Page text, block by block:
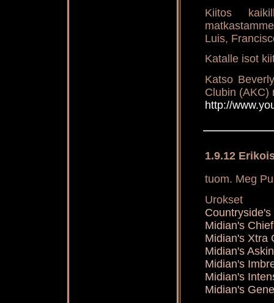
Kiitos
Luis,
Katalle isot
Katso
Clubin (AKC)
http://
1.9.12
tuom. Meg
Urokset
Midian's
Midian's Xtra
Midian's
Midian's
Midian's
Midian's